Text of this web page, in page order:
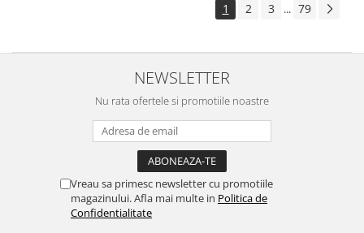
1 2 3 ... 79
NEWSLETTER
Nu rata ofertele si promotiile noastre
Vreau sa primesc newsletter cu promotiile
magazinului. Afla mai multe in Politica de
Confidentialitate